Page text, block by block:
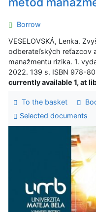
Borrow
VESELOVSKÁ, Lenka.
odberateľských reťazcov
manažmentu rizika. 1.
2022. 139 s. ISBN 978-
currently available 1, at
To the basket
Selected documents